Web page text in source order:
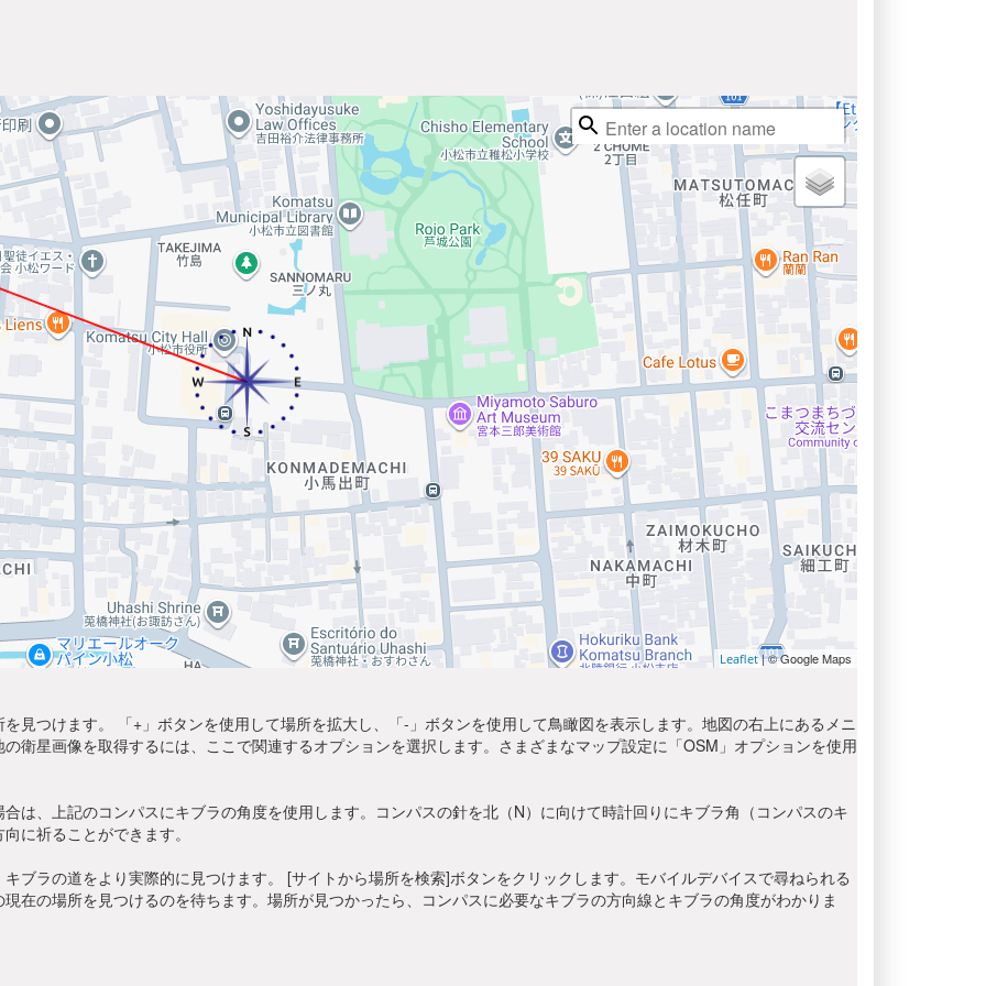
Leaflet| © Google Maps
見つけます。 「+」ボタンを使用して場所を拡大し、「-」ボタンを使用して鳥瞰図を表示します。地図の右上にあるメニ
衛星画像を取得するには、ここで関連するオプションを選択します。さまざまなマップ設定に「OSM」オプションを使用
は、上記のコンパスにキブラの角度を使用します。コンパスの針を北（N）に向けて時計回りにキブラ角（コンパスのキ
に祈ることができます。
ブラの道をより実際的に見つけます。 [サイトから場所を検索]ボタンをクリックします。モバイルデバイスで尋ねられる
在の場所を見つけるのを待ちます。場所が見つかったら、コンパスに必要なキブラの方向線とキブラの角度がわかりま